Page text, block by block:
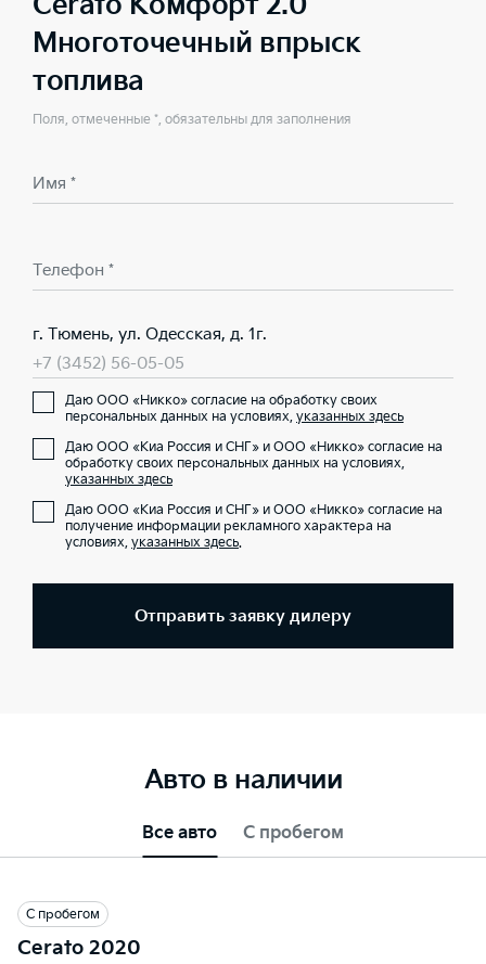
Многоточечный впрыск
топлива
Поля, отмеченные *, обязательны для заполнения
Имя *
Телефон *
г. Тюмень, ул. Одесская, д. 1г.
+7 (3452) 56-05-05
Даю ООО «Никко» согласие на обработку своих
персональных данных на условиях, указанных здесь
Даю ООО «Киа Россия и СНГ» и ООО «Никко» согласие на
обработку своих персональных данных на условиях,
указанных здесь
Даю ООО «Киа Россия и СНГ» и ООО «Никко» согласие на
получение информации рекламного характера на
условиях, указанных здесь.
Отправить заявку дилеру
Авто в наличии
Все авто С пробегом
С пробегом
Cerato 2020